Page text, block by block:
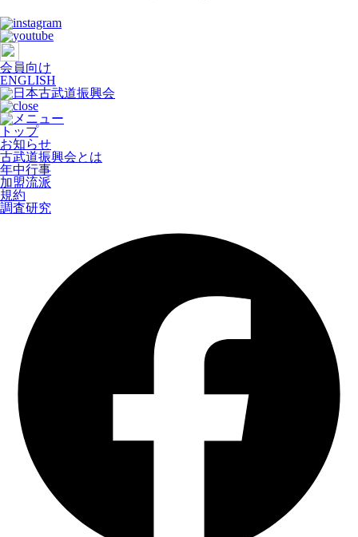
会員向け
ENGLISH
トップ
お知らせ
古武道振興会とは
年中行事
加盟流派
規約
調査研究